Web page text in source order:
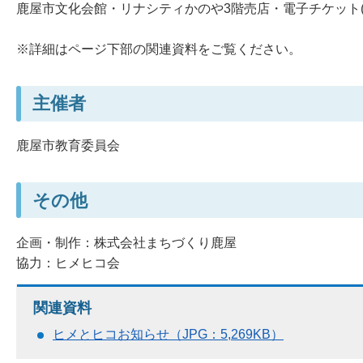
鹿屋市文化会館・リナシティかのや3階売店・電子チケッ
※詳細はページ下部の関連資料をご覧ください。
主催者
鹿屋市教育委員会
その他
企画・制作：株式会社まちづくり鹿屋
協力：ヒメヒコ会
関連資料
ヒメとヒコお知らせ（JPG：5,269KB）